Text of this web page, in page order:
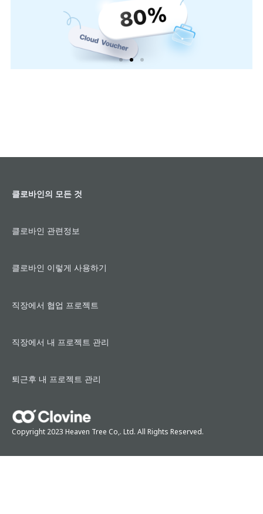
클로바인의 모든 것
클로바인 관련정보
클로바인 이렇게 사용하기
직장에서 협업 프로젝트
직장에서 내 프로젝트 관리
퇴근후 내 프로젝트 관리
Copyright 2023 Heaven Tree Co,. Ltd. All Rights Reserved.